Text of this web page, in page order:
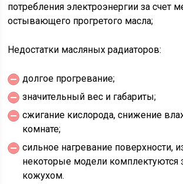
потребления электроэнергии за счет
остывающего прогретого масла;
Недостатки масляных радиаторов:
долгое прогревание;
значительный вес и габариты;
сжигание кислорода, снижение
комнате;
сильное нагревание поверхности,
некоторые модели
кожухом.